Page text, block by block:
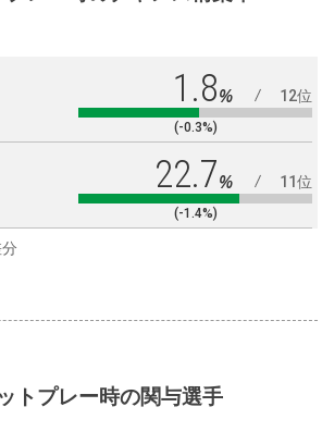
1.8% 12位
(-0.3%)
22.7% 11位
(-1.4%)
トプレー時の関与選手